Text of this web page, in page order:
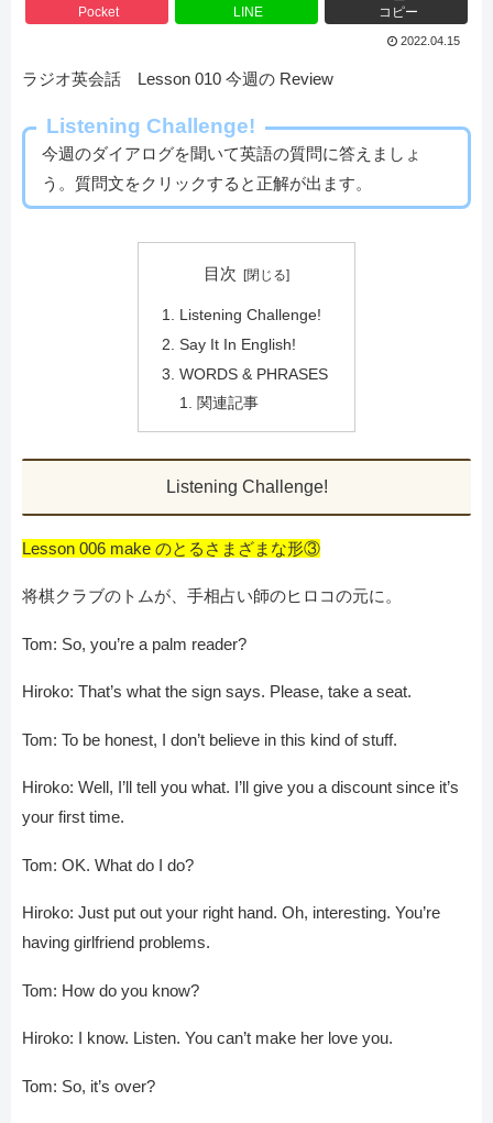
Pocket LINE コピー
2022.04.15
ラジオ英会話 Lesson 010 今週の Review
Listening Challenge!
今週のダイアログを聞いて英語の質問に答えましょ
う。質問文をクリックすると正解が出ます。
目次
Listening Challenge!
Say It In English!
WORDS & PHRASES
関連記事
Listening Challenge!
Lesson 006 make のとるさまざまな形③
将棋クラブのトムが、手相占い師のヒロコの元に。
Tom: So, you’re a palm reader?
Hiroko: That’s what the sign says. Please, take a seat.
Tom: To be honest, I don’t believe in this kind of stuff.
Hiroko: Well, I’ll tell you what. I’ll give you a discount since it’s
your first time.
Tom: OK. What do I do?
Hiroko: Just put out your right hand. Oh, interesting. You’re
having girlfriend problems.
Tom: How do you know?
Hiroko: I know. Listen. You can’t make her love you.
Tom: So, it’s over?